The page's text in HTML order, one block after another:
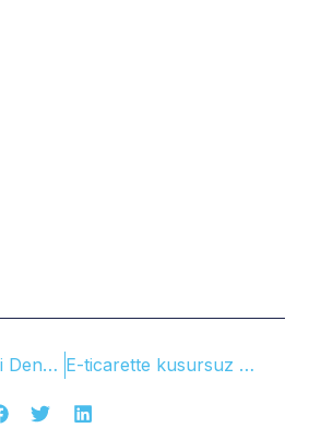
8 adımda Müşteri Deneyimi (CX) stratejinizi oluşturun E-ticarette kusursuz müşteri deneyimi için: Teknolojik Kabul Modeli